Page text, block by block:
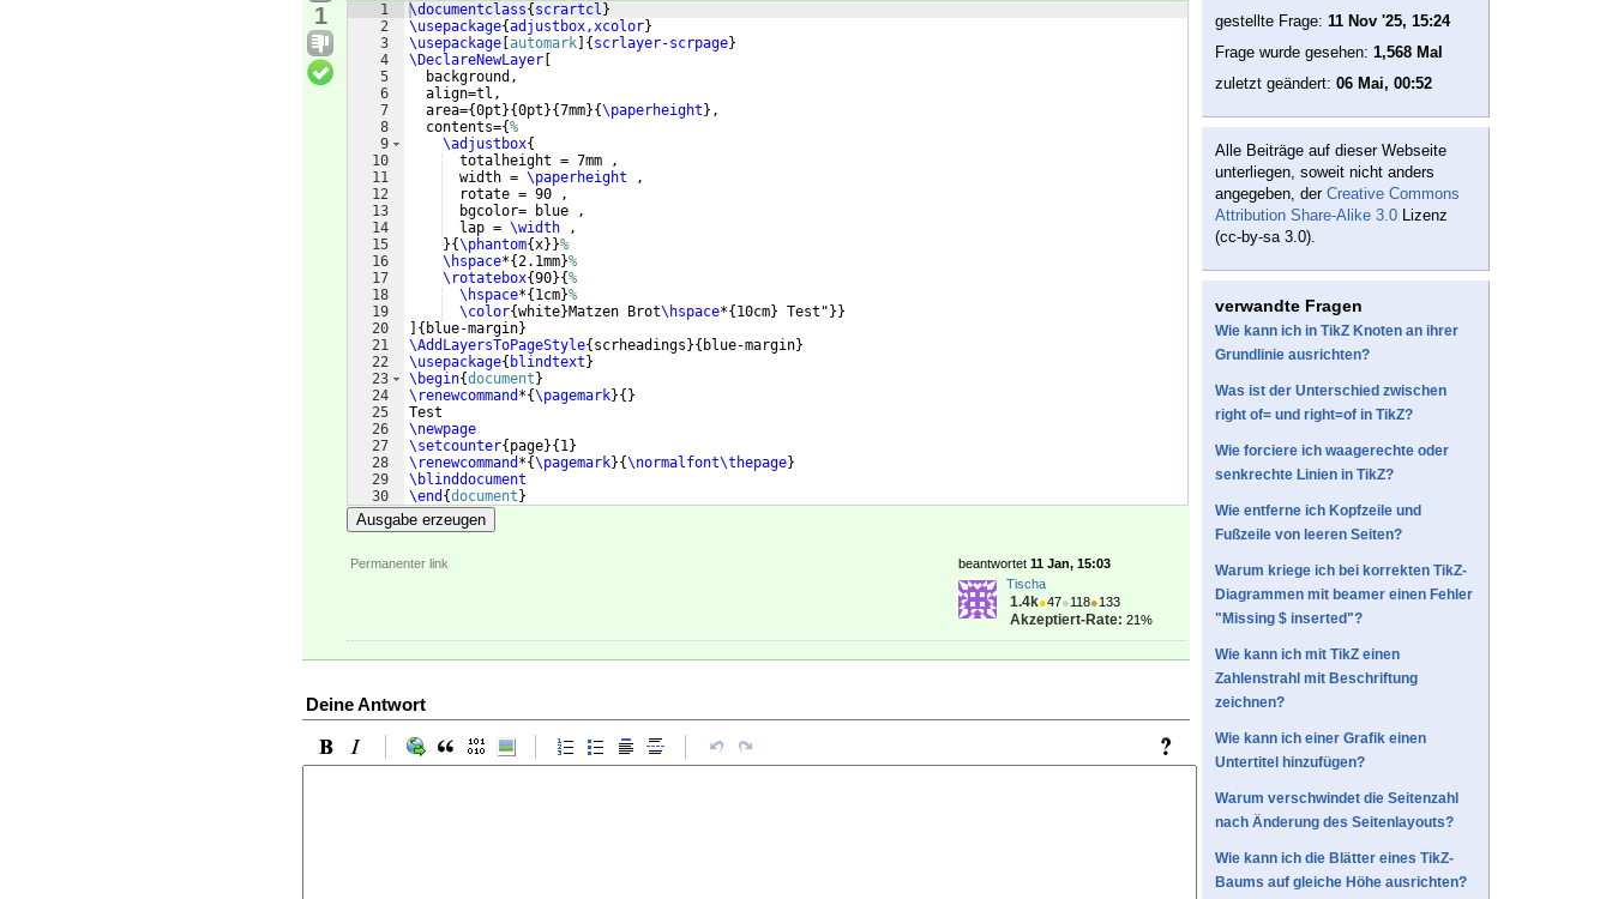
1
1
2
3
4
5
6
7
8
9
10
11
12
13
14
15
16
17
18
19
20
21
22
23
24
25
26
27
28
29
30
\documentclass{ scrartcl }
\usepackage{adjustbox,xcolor}
\usepackage automark { scrlayer-scrpage}
\DeclareNewLayer
  background,
  align=tl,
  area=
{0pt }{0pt }{7mm}{\paperheight } ,
  contents=
{%
\adjustbox{
  totalheight = 7mm ,
  width =
\paperheight ,
  rotate = 90 ,
  bgcolor= blue ,
  lap =
\width ,
}{\phantom{x}}%
\hspace*{2.1mm}%
\rotatebox{90}{%
\hspace*{ 1cm}%
\color{white}Matzen Brot\hspace*{ 10cm} Test" }}
{ blue-margin}
\AddLayersToPageStyle{ scrheadings }{ blue-margin}
\usepackage{ blindtext }
\begin{document }
\renewcommand *{\pagemark}{ }
Test
\newpage
\setcounter{ page}{ 1}
\renewcommand *{\pagemark}{\normalfont\thepage}
\blinddocument
\end {document }
Ausgabe erzeugen
Permanenter link beantwortet 11 Jan, 15:03
Tischa
1.4k●47●118●133
Akzeptiert-Rate: 21%
Deine Antwort
gestellte Frage: 11 Nov '25, 15:24
Frage wurde gesehen: 1,568 Mal
zuletzt geändert: 06 Mai, 00:52
Alle Beiträge auf dieser Webseite
unterliegen, soweit nicht anders
angegeben, der Creative Commons
Attribution Share-Alike 3.0 Lizenz
(cc-by-sa 3.0).
verwandte Fragen
Wie kann ich in TikZ Knoten an ihrer
Grundlinie ausrichten?
Was ist der Unterschied zwischen
right of= und right=of in TikZ?
Wie forciere ich waagerechte oder
senkrechte Linien in TikZ?
Wie entferne ich Kopfzeile und
Fußzeile von leeren Seiten?
Warum kriege ich bei korrekten TikZ-
Diagrammen mit beamer einen Fehler
"Missing $ inserted"?
Wie kann ich mit TikZ einen
Zahlenstrahl mit Beschriftung
zeichnen?
Wie kann ich einer Grafik einen
Untertitel hinzufügen?
Warum verschwindet die Seitenzahl
nach Änderung des Seitenlayouts?
Wie kann ich die Blätter eines TikZ-
Baums auf gleiche Höhe ausrichten?